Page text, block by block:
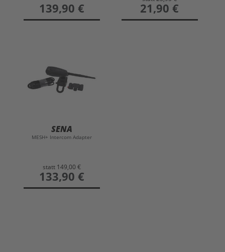
preis
139,90 € preis
21,90 €
SENA
MESH+ Intercom Adapter
statt 149,00 €
preis
133,90 €